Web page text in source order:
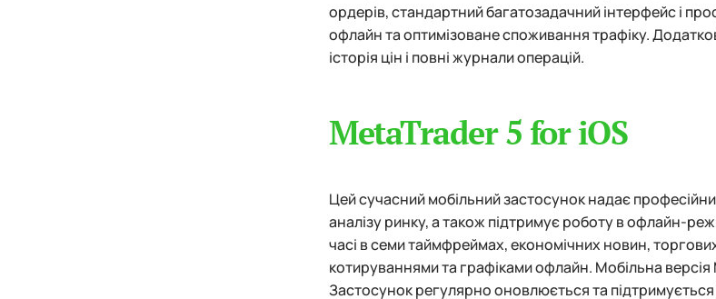
ордерів, стандартний багатозадачний інтерфейс і
офлайн та оптимізоване споживання трафіку.
історія цін і повні журнали операцій.
MetaTrader 5 for iOS
Цей сучасний мобільний застосунок надає
аналізу ринку, а також підтримує роботу в офлайн-
часі в семи таймфреймах, економічних новин,
котируваннями та графіками офлайн. Мобільна
Застосунок регулярно оновлюється та